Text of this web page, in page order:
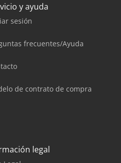
y ayuda
sesión
frecuentes/Ayuda
de contrato de compra
legal